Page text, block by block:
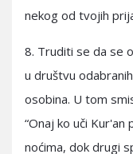
nekog od tvojih
8. Truditi se da se
u društvu
osobina. U tom
“Onaj ko uči
noćima, dok drugi